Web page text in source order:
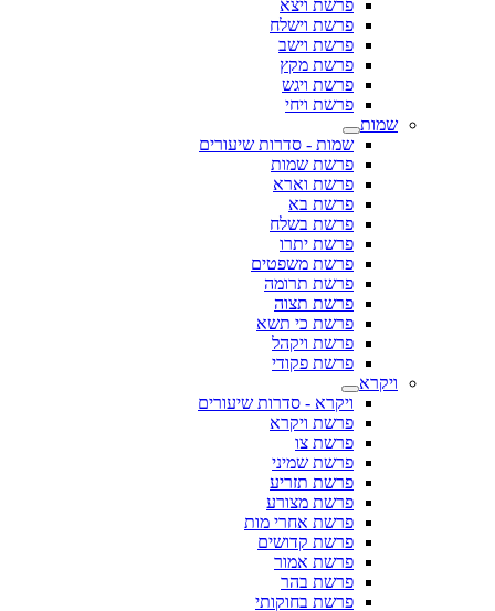
פרשת ויצא
פרשת וישלח
פרשת וישב
פרשת מקץ
פרשת ויגש
פרשת ויחי
שמות
שמות - סדרות שיעורים
פרשת שמות
פרשת וארא
פרשת בא
פרשת בשלח
פרשת יתרו
פרשת משפטים
פרשת תרומה
פרשת תצוה
פרשת כי תשא
פרשת ויקהל
פרשת פקודי
ויקרא
ויקרא - סדרות שיעורים
פרשת ויקרא
פרשת צו
פרשת שמיני
פרשת תזריע
פרשת מצורע
פרשת אחרי מות
פרשת קדושים
פרשת אמור
פרשת בהר
פרשת בחוקותי